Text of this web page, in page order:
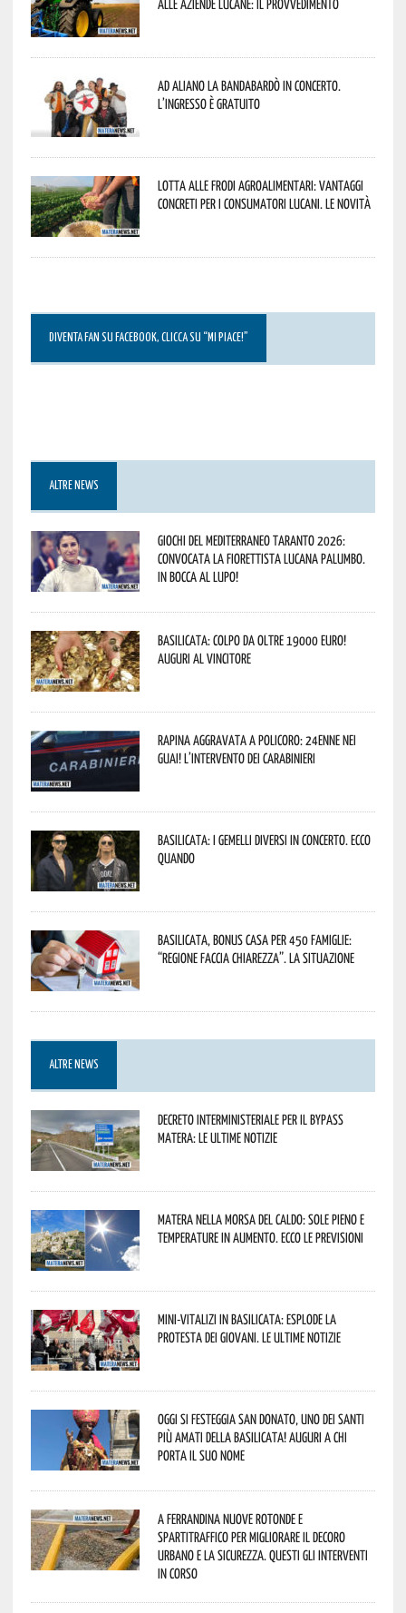
alle aziende lucane: il provvedimento
Ad Aliano la Bandabardò in concerto.
L’ingresso è gratuito
Lotta alle frodi agroalimentari: vantaggi
concreti per i consumatori lucani. Le novità
DIVENTA FAN SU FACEBOOK, CLICCA SU “MI PIACE!”
ALTRE NEWS
Giochi del Mediterraneo Taranto 2026:
convocata la fiorettista lucana Palumbo.
In bocca al lupo!
Basilicata: colpo da oltre 19000 Euro!
Auguri al vincitore
Rapina aggravata a Policoro: 24enne nei
guai! L’intervento dei Carabinieri
Basilicata: i Gemelli DiVersi in concerto. Ecco
quando
Basilicata, Bonus casa per 450 famiglie:
“Regione faccia chiarezza”. La situazione
ALTRE NEWS
Decreto interministeriale per il Bypass
Matera: le ultime notizie
Matera nella morsa del caldo: sole pieno e
temperature in aumento. Ecco le previsioni
Mini-vitalizi in Basilicata: esplode la
protesta dei giovani. Le ultime notizie
Oggi si festeggia San Donato, uno dei Santi
più amati della Basilicata! Auguri a chi
porta il suo nome
A Ferrandina nuove rotonde e
spartitraffico per migliorare il decoro
urbano e la sicurezza. Questi gli interventi
in corso